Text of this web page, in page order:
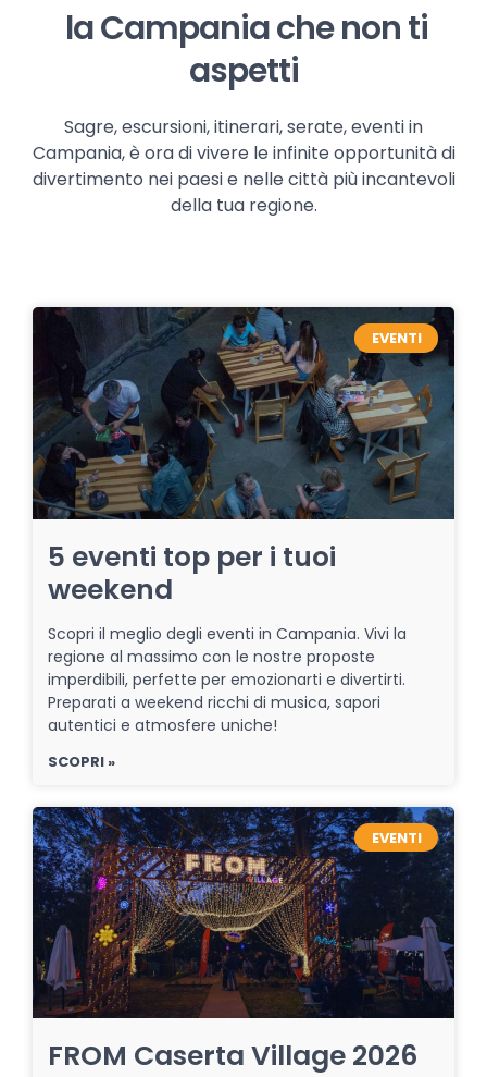
la Campania che non ti
aspetti
Sagre, escursioni, itinerari, serate, eventi in
Campania, è ora di vivere le infinite opportunità di
divertimento nei paesi e nelle città più incantevoli
della tua regione.
EVENTI
5 eventi top per i tuoi
weekend
Scopri il meglio degli eventi in Campania. Vivi la
regione al massimo con le nostre proposte
imperdibili, perfette per emozionarti e divertirti.
Preparati a weekend ricchi di musica, sapori
autentici e atmosfere uniche!
SCOPRI »
EVENTI
FROM Caserta Village 2026